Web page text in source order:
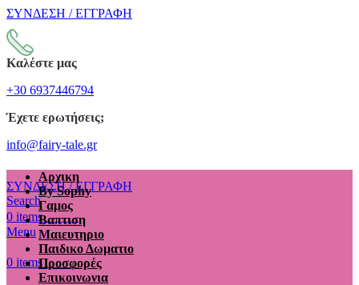
ΣΥΝΔΕΣΗ / ΕΓΓΡΑΦΗ
Καλέστε μας
+30 6937446794
Έχετε ερωτήσεις;
info@fairy-tale.gr
ΣΥΝΔΕΣΗ / ΕΓΓΡΑΦΗ
Search
0 items €0.00
Menu
0 items €0.00
Αρχικη
By Sophy
Γαμος
Βαπτιση
Μαιευτηριο
Παιδικο Δωματιο
Προσφορές
Επικοινωνια